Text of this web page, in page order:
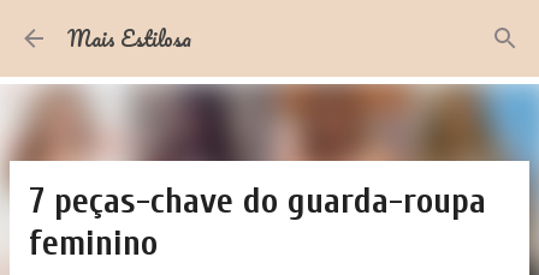
Pular para o conteúdo principal
Mais Estilosa
7 peças-chave do guarda-roupa
feminino